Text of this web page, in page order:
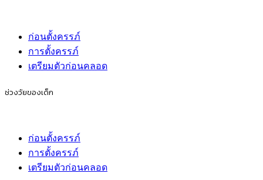
ก่อนตั้งครรภ์
การตั้งครรภ์
เตรียมตัวก่อนคลอด
ช่วงวัยของเด็ก
ก่อนตั้งครรภ์
การตั้งครรภ์
เตรียมตัวก่อนคลอด